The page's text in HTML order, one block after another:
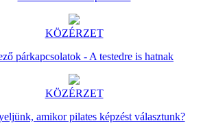
KÖZÉRZET
párkapcsolatok - A testedre is hatnak
KÖZÉRZET
amikor pilates képzést választunk?